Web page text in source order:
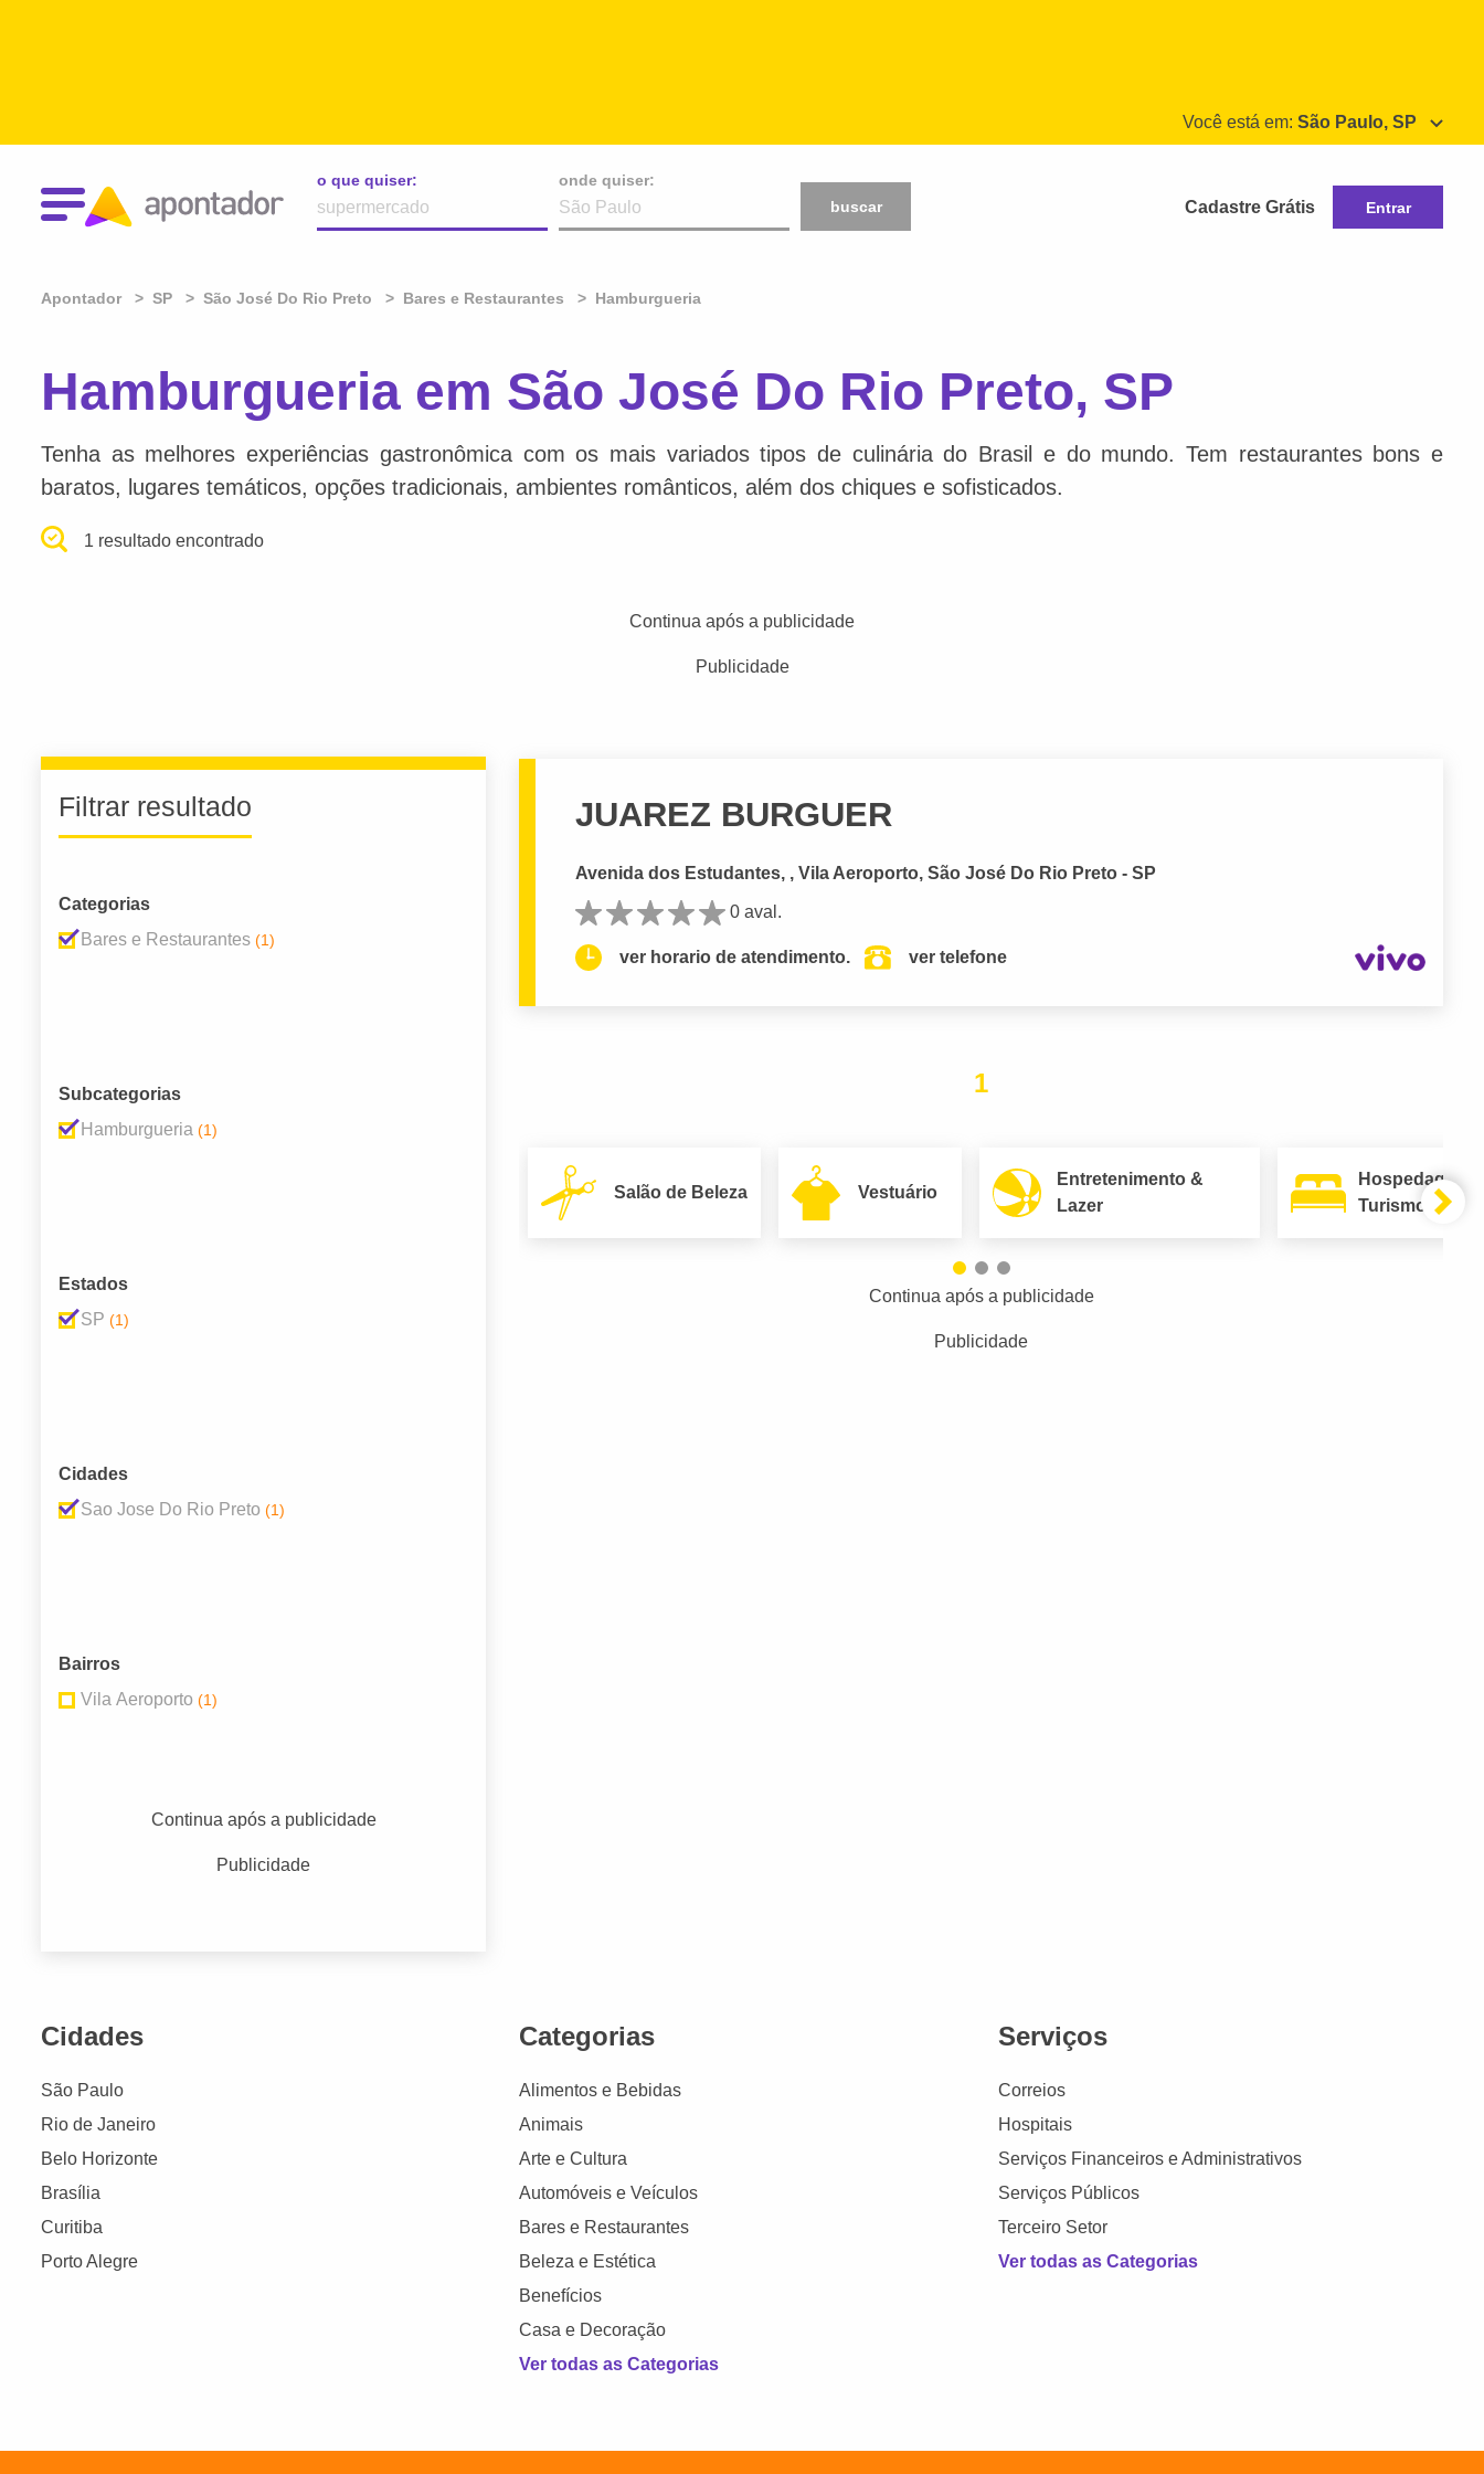
Você está em: São Paulo, SP
o que quiser:
onde quiser:
buscar
Cadastre Grátis Entrar
Apontador SP São José Do Rio Preto Bares e Restaurantes Hamburgueria
Hamburgueria em São José Do Rio Preto, SP
Tenha as melhores experiências gastronômica com os mais variados tipos de culinária do Brasil e do mundo. Tem restaurantes bons e
baratos, lugares temáticos, opções tradicionais, ambientes românticos, além dos chiques e sofisticados.
1 resultado encontrado
Continua após a publicidade
Publicidade
Filtrar resultado
Categorias
Bares e Restaurantes (1)
Subcategorias
Hamburgueria (1)
Estados
SP (1)
Cidades
Sao Jose Do Rio Preto (1)
Bairros
Vila Aeroporto (1)
Continua após a publicidade
Publicidade
JUAREZ BURGUER
Avenida dos Estudantes, , Vila Aeroporto, São José Do Rio Preto - SP
0 aval.
ver horario de atendimento. ver telefone
1
Salão de Beleza Vestuário
Entretenimento &
Lazer
Hospedagem
Turismo
Continua após a publicidade
Publicidade
Cidades
São Paulo
Rio de Janeiro
Belo Horizonte
Brasília
Curitiba
Porto Alegre
Categorias
Alimentos e Bebidas
Animais
Arte e Cultura
Automóveis e Veículos
Bares e Restaurantes
Beleza e Estética
Benefícios
Casa e Decoração
Ver todas as Categorias
Serviços
Correios
Hospitais
Serviços Financeiros e Administrativos
Serviços Públicos
Terceiro Setor
Ver todas as Categorias